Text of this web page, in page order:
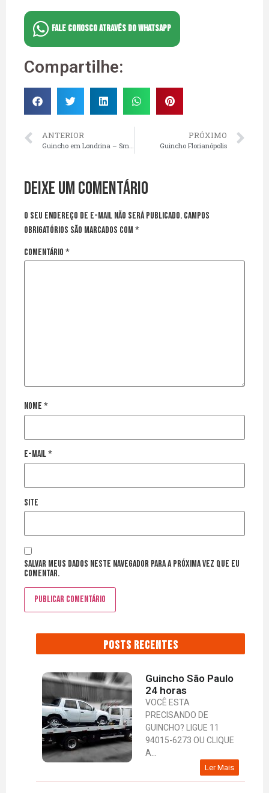
FALE CONOSCO ATRAVÉS DO WHATSAPP
Compartilhe:
ANTERIOR PRÓXIMO
Guincho Florianópolis
Deixe um comentário
O seu endereço de e-mail não será publicado. Campos
obrigatórios são marcados com *
Comentário *
Nome *
E-mail*
Site
Salvar meus dados neste navegador para a próxima vez que eu
comentar.
POSTS RECENTES
Guincho São Paulo
24 horas
VOCÊ ESTA
PRECISANDO DE
GUINCHO? LIGUE 11
94015-6273 OU CLIQUE
A...
Ler Mais